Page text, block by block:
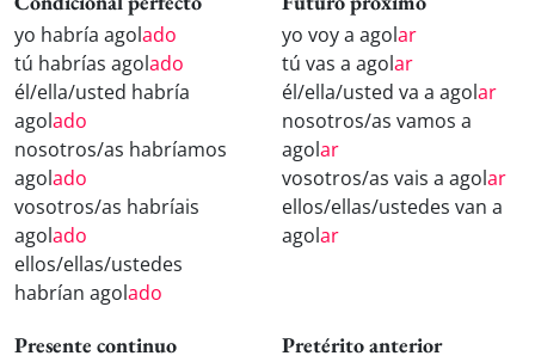
yo habría agolado
tú habrías agolado
él/ella/usted habría
agolado
nosotros/as habríamos
agolado
vosotros/as habríais
agolado
ellos/ellas/ustedes
habrían agolado
yo voy a agolar
tú vas a agolar
él/ella/usted va a agolar
nosotros/as vamos a
agolar
vosotros/as vais a agolar
ellos/ellas/ustedes van a
agolar
Presente continuo Pretérito anterior